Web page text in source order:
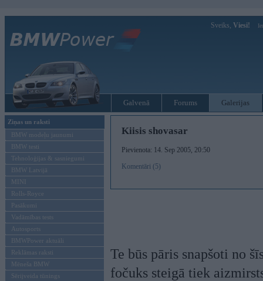
Sveiks, Viesi!
Galvenā Forums Galerijas
Ziņas un raksti
BMW modeļu jaunumi
BMW testi
Tehnoloģijas & sasniegumi
BMW Latvijā
MINI
Rolls-Royce
Pasākumi
Vadāmības tests
Autosports
BMWPower aktuāli
Reklāmas raksti
Mēneša BMW
Sērijveida tūnings
Kiisis shovasar
Pievienota: 14. Sep 2005, 20:50
Komentāri (5)
Te būs pāris snapšoti no
fočuks steigā tiek